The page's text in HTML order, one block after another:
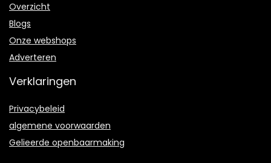
Overzicht
Blogs
Onze webshops
Adverteren
Verklaringen
Privacybeleid
algemene voorwaarden
Gelieerde openbaarmaking